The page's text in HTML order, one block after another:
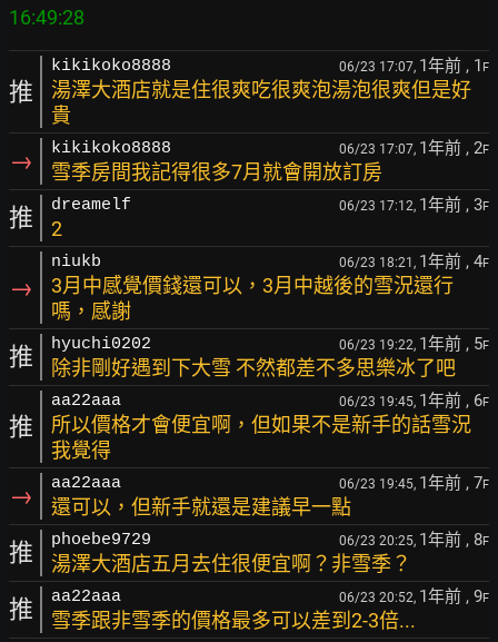
推
kikikoko8888 06/23 17:07, 1年前 , 1 F
湯澤大酒店就是住很爽吃很爽泡湯泡很爽但是好
貴
→ kikikoko8888 06/23 17:07, 1年前 , 2F
雪季房間我記得很多7月就會開放訂房
推 dreamelf 06/23 17:12, 1年前 , 3F
2
→
niukb 06/23 18:21, 1年前 , 4F
3月中感覺價錢還可以，3月中越後的雪況還行
嗎，感謝
推 hyuchi0202 06/23 19:22, 1年前 , 5F
除非剛好遇到下大雪 不然都差不多思樂冰了吧
推
aa22aaa 06/23 19:45, 1年前 , 6F
所以價格才會便宜啊，但如果不是新手的話雪況
我覺得
→ aa22aaa 06/23 19:45, 1年前 , 7F
還可以，但新手就還是建議早一點
推 phoebe9729 06/23 20:25, 1年前 , 8F
湯澤大酒店五月去住很便宜啊？非雪季？
推 aa22aaa 06/23 20:52, 1年前 , 9F
雪季跟非雪季的價格最多可以差到2-3倍...